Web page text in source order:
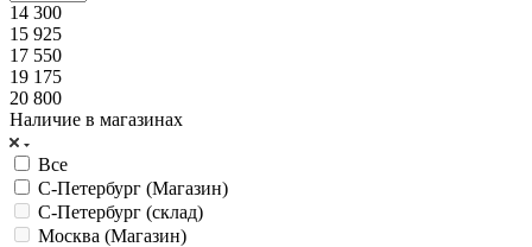
14 300
15 925
17 550
19 175
20 800
Наличие в магазинах
Все
С-Петербург (Магазин)
С-Петербург (склад)
Москва (Магазин)